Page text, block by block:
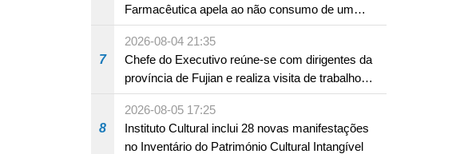
Farmacêutica apela ao não consumo de um
produto com substâncias medicamentosas
ocidentais
7
2026-08-04 21:35
Chefe do Executivo reúne-se com dirigentes da
província de Fujian e realiza visita de trabalho
em Fuzhou
8
2026-08-05 17:25
Instituto Cultural inclui 28 novas manifestações
no Inventário do Património Cultural Intangível